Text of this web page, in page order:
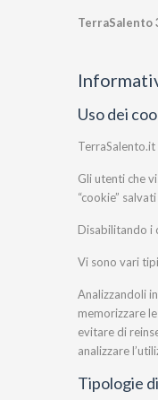
TerraSalento
Uso dei
Gli utenti che
“cookie”
Disabilitando i
Vi sono vari
Analizzandoli
memorizzare
evitare di
analizzare
Tipologie